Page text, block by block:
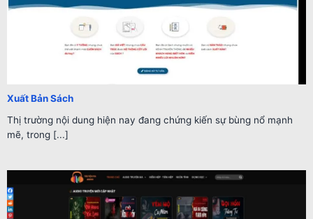
Xuất Bản Sách
Thị trường nội dung hiện nay đang chứng kiến sự bùng nổ mạnh
mẽ, trong [...]